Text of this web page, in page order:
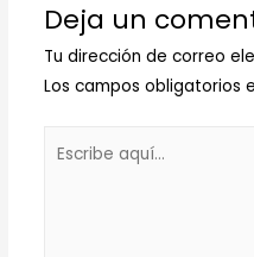
Deja un
Tu dirección de correo
Los campos obligatorios